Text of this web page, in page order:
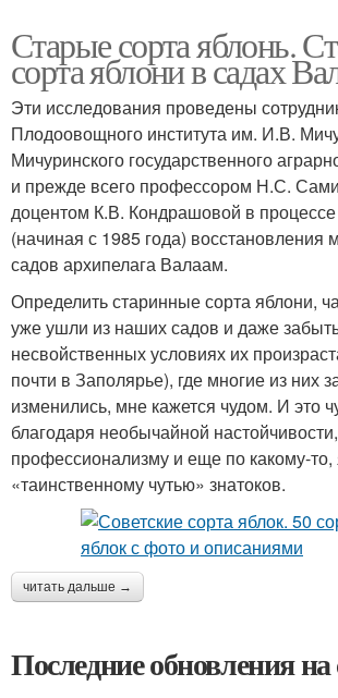
Старые сорта яблонь.
сорта яблони в садах
Эти исследования проведены
Плодоовощного института им. И.В.
Мичуринского государственного
и прежде всего профессором Н.С.
доцентом К.В. Кондрашовой в процессе
(начиная с 1985 года) восстановления
садов архипелага Валаам.
Определить старинные сорта яблони,
уже ушли из наших садов и даже
несвойственных условиях их
почти в Заполярье), где многие из них
изменились, мне кажется чудом. И это
благодаря необычайной настойчивости,
профессионализму и еще по какому-то,
«таинственному чутью» знатоков.
читать дальше →
Последние обновления на